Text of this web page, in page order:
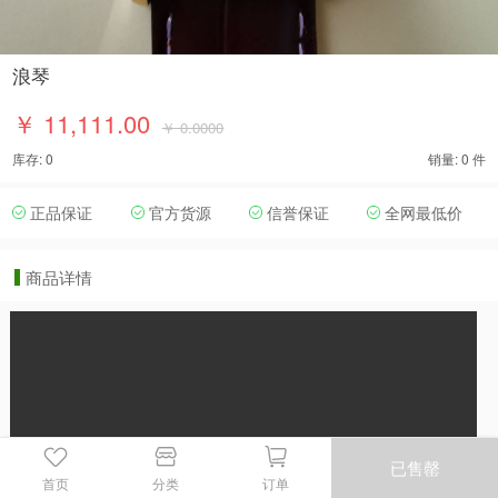
浪琴
￥ 11,111.00 ￥ 0.0000
库存: 0 销量: 0 件
正品保证 官方货源 信誉保证 全网最低价
商品详情
首页 分类 订单
已售罄